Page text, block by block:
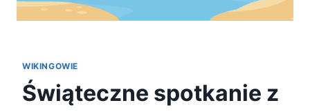
WIKINGOWIE
Świąteczne spotkanie z